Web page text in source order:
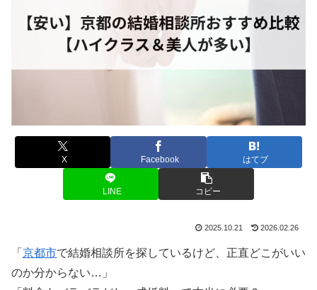
X Facebook はてブ
LINE コピー
2025.10.21 2026.02.26
「 京都市で結婚相談所を探しているけど、正直どこがいい
のか分からない…」